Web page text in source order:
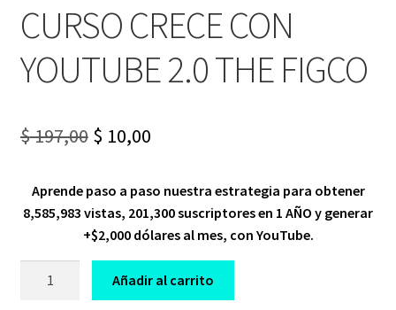
CURSO CRECE CON
YOUTUBE 2.0 THE FIGCO
$197,00 Original
was:
$ 197,00.
$ 10,00Current
is:
$ 10,00.
Aprende paso a paso nuestra estrategia para obtener
8,585,983 vistas, 201,300 suscriptores en 1 AÑO y generar
+$2,000 dólares al mes, con YouTube.
Añadir al carrito